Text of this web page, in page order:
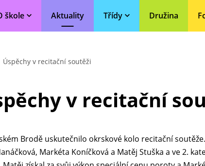
škole Aktuality Třídy Družina
Úspěchy v recitační soutěži
v recitační
Brodě uskutečnilo okrskové kolo recitační
Markéta Koníčková a Matěj Stuška a ve 2.